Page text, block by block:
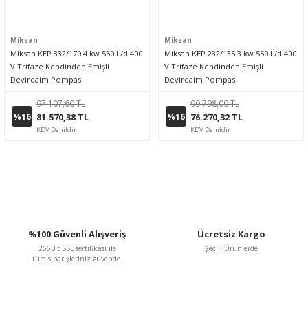
Miksan
Miksan KEP 332/170 4 kw 550 L/d 400
V Trifaze Kendinden Emişli
Devirdaim Pompası
%16
97.107,60 TL
81.570,38 TL
KDV Dahildir
Miksan
Miksan KEP 232/135 3 kw 550 L/d 400
V Trifaze Kendinden Emişli
Devirdaim Pompası
%16
90.798,00 TL
76.270,32 TL
KDV Dahildir
%100 Güvenli Alışveriş
256Bit SSL sertifikası ile
tüm siparişleriniz güvende.
Ücretsiz Kargo
Şeçili Ürünlerde